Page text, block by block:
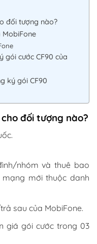
đối tượng nào?
MobiFone
gói cước CF90 của
ký gói CF90
cho đối tượng nào?
nhóm và thuê bao
mới thuộc danh
sau của MobiFone.
giá gói cước trong 03